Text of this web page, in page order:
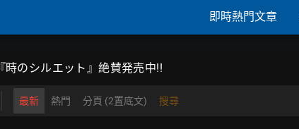
即時熱門文章
『時のシルエット』絶賛発売中!!
最新 熱門 分頁 (2置底文) 搜尋